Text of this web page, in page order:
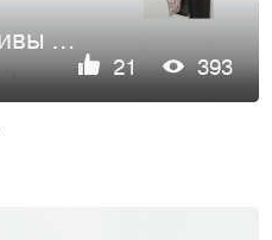
Рекламные креативы для бренда одежды и аксессуаров
21 393